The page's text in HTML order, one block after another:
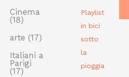
Playlist
in bici
sotto
la
pioggia
Cinema
(18)
arte(17)
Italiani a
Parigi
(17)